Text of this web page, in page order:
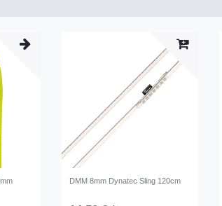
DMM 8mm Dynatec Sling 120cm